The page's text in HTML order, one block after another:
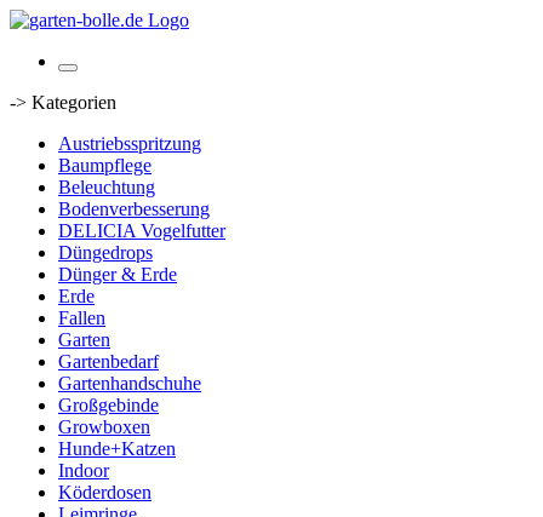
-> Kategorien
Austriebsspritzung
Baumpflege
Beleuchtung
Bodenverbesserung
DELICIA Vogelfutter
Düngedrops
Dünger & Erde
Erde
Fallen
Garten
Gartenbedarf
Gartenhandschuhe
Großgebinde
Growboxen
Hunde+Katzen
Indoor
Köderdosen